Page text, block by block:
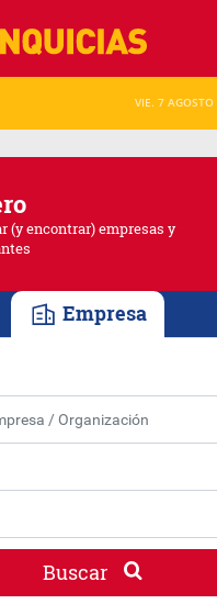
VIE. 7
(y encontrar) empresas y
Empresa
Buscar